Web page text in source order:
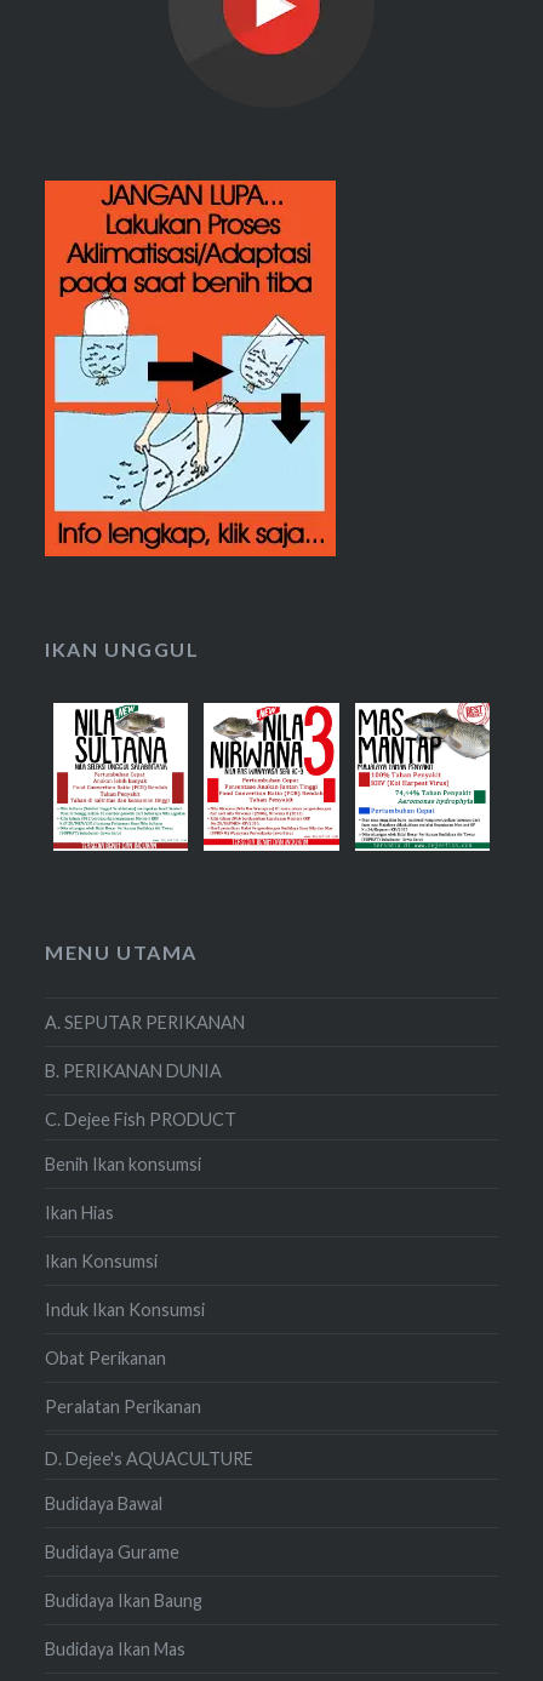
IKAN UNGGUL
MENU UTAMA
A. SEPUTAR PERIKANAN
B. PERIKANAN DUNIA
C. Dejee Fish PRODUCT
Benih Ikan konsumsi
Ikan Hias
Ikan Konsumsi
Induk Ikan Konsumsi
Obat Perikanan
Peralatan Perikanan
D. Dejee's AQUACULTURE
Budidaya Bawal
Budidaya Gurame
Budidaya Ikan Baung
Budidaya Ikan Mas